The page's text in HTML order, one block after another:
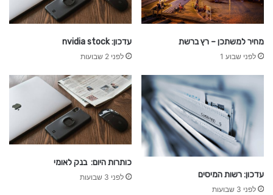
מחיר למשתכן – רץ ברשת
לפני שבוע 1
עדכון: nvidia stock
לפני 2 שבועות
עדכון: רשות המיסים
לפני 3 שבועות
כותרות היום: בנק לאומי
לפני 3 שבועות